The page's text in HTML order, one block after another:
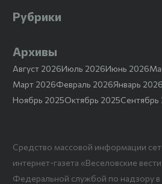
Рубрики
Архивы
Август 2026Июль 2026Июнь 2026
Март 2026Февраль 2026Январь 2026
Ноябрь 2025Октябрь 2025Сентябрь
Средство массовой информации
интернет-газета «Веселовские
Федеральной службой по надзору в